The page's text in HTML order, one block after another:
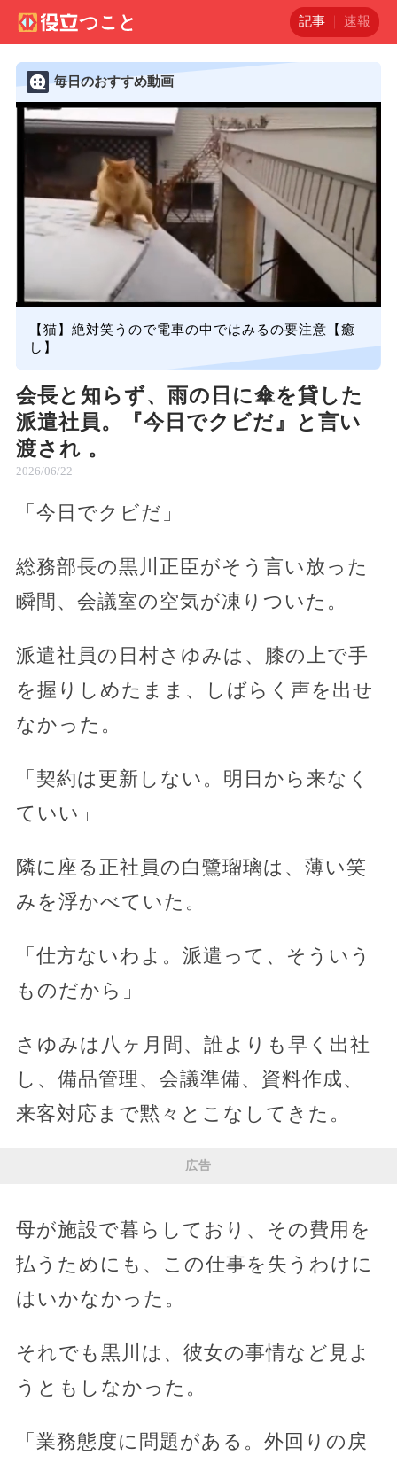
記事 速報
毎日のおすすめ動画
【猫】絶対笑うので電車の中ではみるの要注意【癒
し】
会長と知らず、雨の日に傘を貸した
派遣社員。『今日でクビだ』と言い
渡され 。
2026/06/22
「今日でクビだ」
総務部長の黒川正臣がそう言い放った
瞬間、会議室の空気が凍りついた。
派遣社員の日村さゆみは、膝の上で手
を握りしめたまま、しばらく声を出せ
なかった。
「契約は更新しない。明日から来なく
ていい」
隣に座る正社員の白鷺瑠璃は、薄い笑
みを浮かべていた。
「仕方ないわよ。派遣って、そういう
ものだから」
さゆみは八ヶ月間、誰よりも早く出社
し、備品管理、会議準備、資料作成、
来客対応まで黙々とこなしてきた。
広告
母が施設で暮らしており、その費用を
払うためにも、この仕事を失うわけに
はいかなかった。
それでも黒川は、彼女の事情など見よ
うともしなかった。
「業務態度に問題がある。外回りの戻